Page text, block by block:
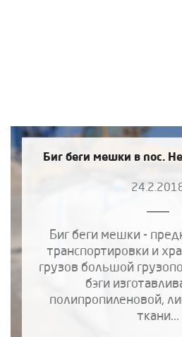
Биг беги мешки в пос.
Биг беги мешки -
транспортировки и
грузов большой
бэги
полипропиленовой,
ткани...